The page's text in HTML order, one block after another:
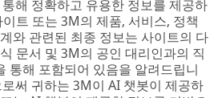
해 정확하고 유용한 정보를 제공하
트 또는 3M의 제품, 서비스, 정책
와 관련된 최종 정보는 사이트의 다
문서 및 3M의 공인 대리인과의 직
통해 포함되어 있음을 알려드립니
써 귀하는 3M이 AI 챗봇이 제공하